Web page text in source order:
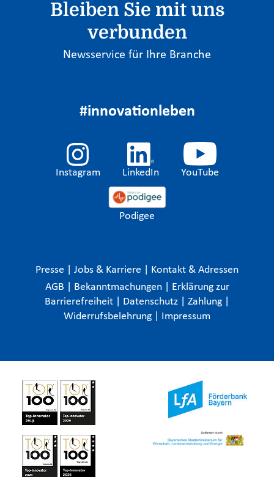
Bleiben Sie mit uns
verbunden
Newsservice für Ihre Branche
#innovationleben
Instagram LinkedIn YouTube
Podigee
Presse Jobs & Karriere
Kontakt & Adressen
AGB
Bekanntmachungen
Erklärung zur
Barrierefreiheit
Datenschutz Zahlung
Widerrufsbelehrung
Impressum